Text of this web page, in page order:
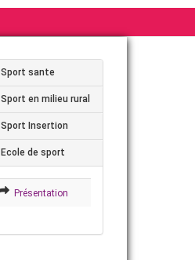
Sport sante
Sport en milieu rural
Sport Insertion
Ecole de sport
Présentation